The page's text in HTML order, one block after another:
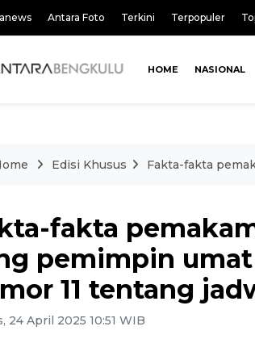
Antara Foto Terkini Terpopuler
HOME NASIONAL
Edisi Khusus Fakta-fakta
fakta
pemimpin
11 tentang
24 April 2025 10:51 WIB